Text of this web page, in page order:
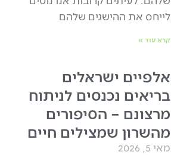
לייחס את ההישגים שלהם
קרא עוד »
אלפיים ישראלים
בריאים נכנסים לניתוח
מרצונם – הסיפורים
מהשרון שמצילים חיים
מאי 5, 2026